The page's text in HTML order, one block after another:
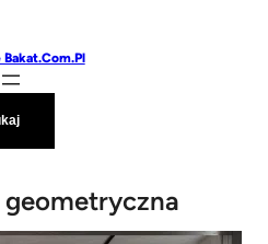
Bakat.com.pl